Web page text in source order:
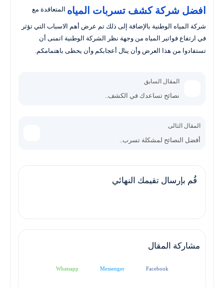
افضل شركة كشف تسربات المياه المتعاقدة مع
شركة المياه الوطنية بالإضافة إلى ذلك تم عرض أهم الاسباب التي تؤثر
في ارتفاع فواتير المياه من وجهة نظر الشركة الوطنية اتمنى أن
تستفادوا من هذا العرض وأن ينال أعجابكم وأن يحظى باهتمامكم.
المقال السابق
نصائح تساعدك في الكشف..
المقال التالى
أفضل النصائح لمشكلة تسرب..
قُم بإرسال تقيمك النهائي
مشاركة المقال
Facebook
Messenger
Whatsapp